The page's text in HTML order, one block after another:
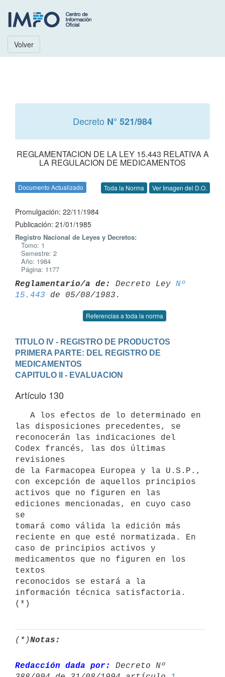
Volver
Decreto N° 521/984
REGLAMENTACION DE LA LEY 15.443 RELATIVA A
LA REGULACION DE MEDICAMENTOS
Documento Actualizado Toda la Norma Ver Imagen del D.O.
Promulgación: 22/11/1984
Publicación: 21/01/1985
Registro Nacional de Leyes y Decretos:
Tomo: 1
Semestre: 2
Año: 1984
Página: 1177
Reglamentario/a de: Decreto Ley Nº
15.443
Referencias a toda la norma
TITULO IV - REGISTRO DE PRODUCTOS
PRIMERA PARTE: DEL REGISTRO DE
MEDICAMENTOS
CAPITULO II - EVALUACION
Artículo 130
las disposiciones precedentes, se
reconocerán las indicaciones del
Codex francés, las dos últimas
revisiones
de la Farmacopea Europea y la U.S.P.,
con excepción de aquellos principios
activos que no figuren en las
ediciones mencionadas, en cuyo caso
se
tomará como válida la edición más
reciente en que esté normatizada. En
caso de principios activos y
medicamentos que no figuren en los
textos
reconocidos se estará a la
información técnica satisfactoria.
(*)Notas:
Redacción dada por:
Decreto Nº